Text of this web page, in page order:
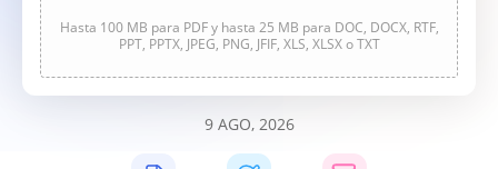
Hasta 100 MB para PDF y hasta 25 MB para DOC, DOCX, RTF,
PPT, PPTX, JPEG, PNG, JFIF, XLS, XLSX o TXT
9 AGO, 2026